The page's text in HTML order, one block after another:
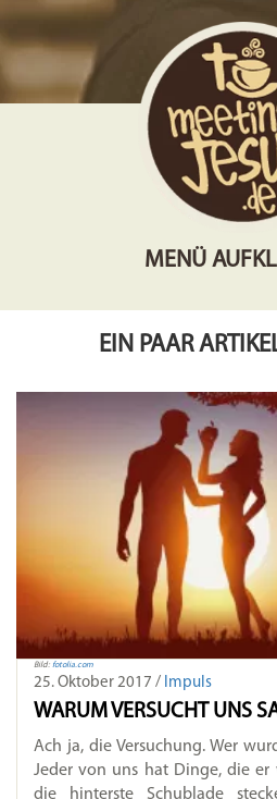
MENÜ
EIN PAAR
Bild: fotolia.com
25. Oktober 2017 / Impuls
WARUM VERSUCHT UNS
Ach ja, die Versuchung. Wer
Jeder von uns hat Dinge, die er
die hinterste Schublade